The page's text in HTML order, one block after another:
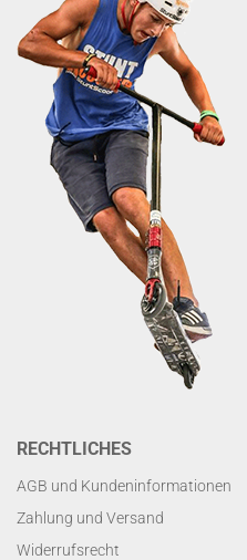
RECHTLICHES
AGB und Kundeninformationen
Zahlung und Versand
Widerrufsrecht